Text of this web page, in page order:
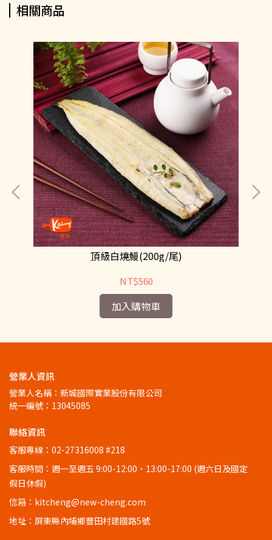
相關商品
頂級白燒鰻(200g/尾)
NT$560
加入購物車
營業人資訊
營業人名稱：新城國際實業股份有限公司
統一編號：13045085
聯絡資訊
客服專線：02-27316008 #218
客服時間：週一至週五 9:00-12:00、13:00-17:00 (週六日及國定
假日休假)
信箱：kitcheng@new-cheng.com
地址：屏東縣內埔鄉豐田村建國路5號